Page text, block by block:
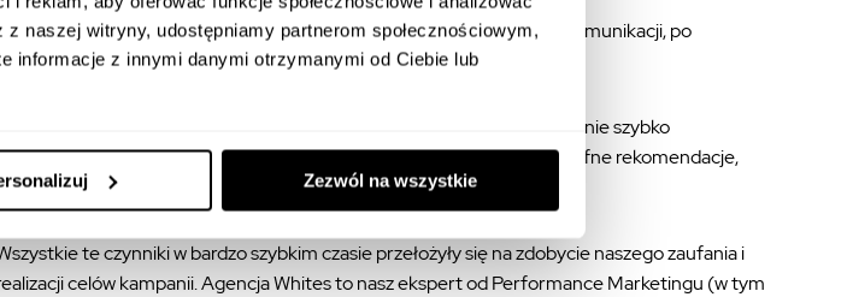
naszej witryny, udostępniamy partnerom społecznościowym,
informacje z innymi danymi otrzymanymi od Ciebie lub
Zezwól na wszystkie
momentu przygotowania strategii oraz doboru mediów i kanałów komunikacji, po
działań i ich optymalizację .
Elastyczne podejście umożliwia dostosowanie do bieżącej i niejednokrotnie szybko
się sytuacji rynkowej. Przejrzystość raportowania i trsdssdafne rekomendacje,
sprawnie podejmować decyzje w oparciu o dostępne dane.
te czynniki w bardzo szybkim czasie przełożyły się na zdobycie naszego zaufania i
celów kampanii. Agencja Whites to nasz ekspert od Performance Marketingu (w tym